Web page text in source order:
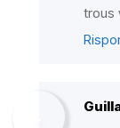
trous